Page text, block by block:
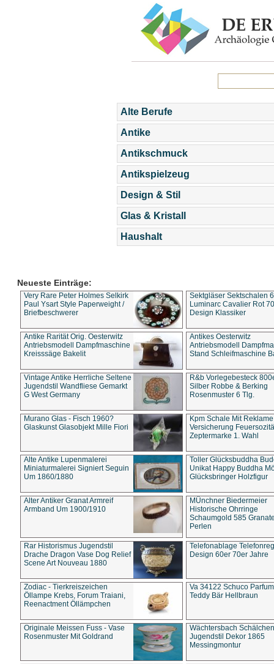
Alte Berufe
Antike
Antikschmuck
Antikspielzeug
Design & Stil
Glas & Kristall
Haushalt
Neueste Einträge:
Very Rare Peter Holmes Selkirk
Paul Ysart Style Paperweight /
Briefbeschwerer
Sektgläser Sektschalen
Luminarc Cavalier Rot
Design Klassiker
Antike Rarität Orig. Oesterwitz
Antriebsmodell Dampfmaschine
Kreisssäge Bakelit
Antikes Oesterwitz
Antriebsmodell
Stand Schleifmaschine
Vintage Antike Herrliche Seltene
Jugendstil Wandfliese Gemarkt
G West Germany
R&b Vorlegebesteck
Silber Robbe & Berking
Rosenmuster 6 Tlg.
Murano Glas - Fisch 1960?
Glaskunst Glasobjekt Mille Fiori
Kpm Schale Mit Reklame
Versicherung
Zeptermarke 1. Wahl
Alte Antike Lupenmalerei
Miniaturmalerei Signiert Seguin
Um 1860/1880
Toller Glücksbuddha
Unikat Happy Buddha
Glücksbringer Holzfigur
Alter Antiker Granat Armreif
Armband Um 1900/1910
MÜnchner Biedermeier
Historische Ohrringe
Schaumgold 585
Perlen
Rar Historismus Jugendstil
Drache Dragon Vase Dog Relief
Scene Art Nouveau 1880
Telefonablage
Design 60er 70er Jahre
Zodiac - Tierkreiszeichen
Öllampe Krebs, Forum Traiani,
Reenactment Öllämpchen
Va 34122 Schuco
Teddy Bär Hellbraun
Originale Meissen Fuss - Vase
Rosenmuster Mit Goldrand
Wächtersbach Schälchen
Jugendstil Dekor 1865
Messingmontur